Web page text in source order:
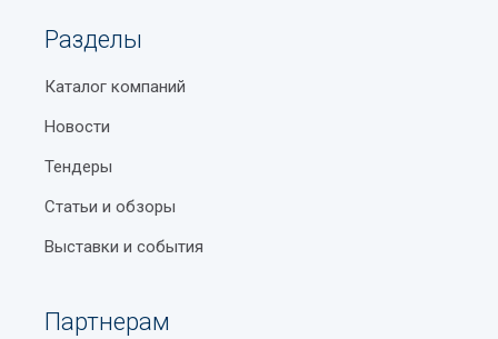
Разделы
Каталог компаний
Новости
Тендеры
Статьи и обзоры
Выставки и события
Партнерам